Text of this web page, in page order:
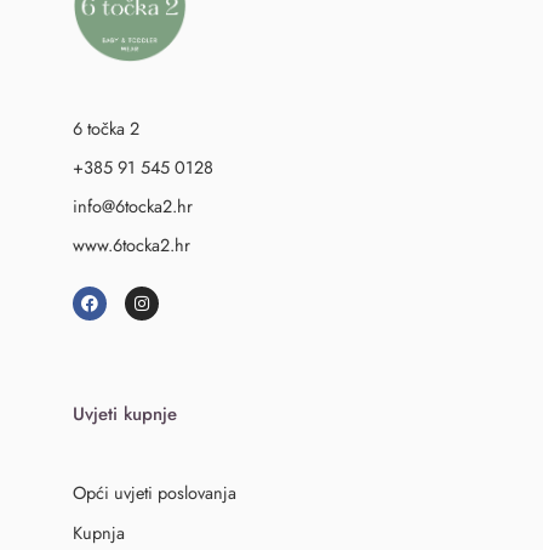
6 točka 2
+385 91 545 0128
info@6tocka2.hr
www.6tocka2.hr
Uvjeti kupnje
Opći uvjeti poslovanja
Kupnja